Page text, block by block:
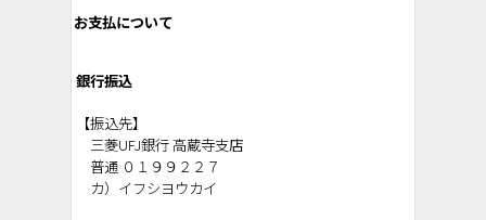
お支払について
銀行振込
【振込先】
三菱UFJ銀行 高蔵寺支店
普通 ０１９９２２７
カ）イフシヨウカイ